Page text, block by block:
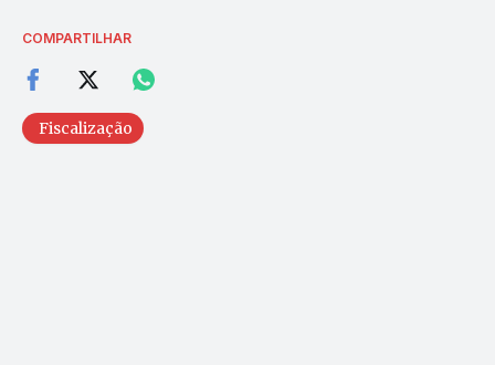
COMPARTILHAR
Fiscalização